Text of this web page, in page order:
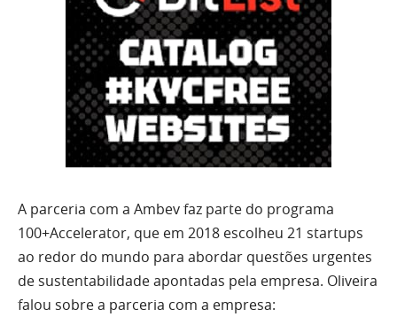
A parceria com a Ambev faz parte do programa
100+Accelerator, que em 2018 escolheu 21 startups
ao redor do mundo para abordar questões urgentes
de sustentabilidade apontadas pela empresa. Oliveira
falou sobre a parceria com a empresa: